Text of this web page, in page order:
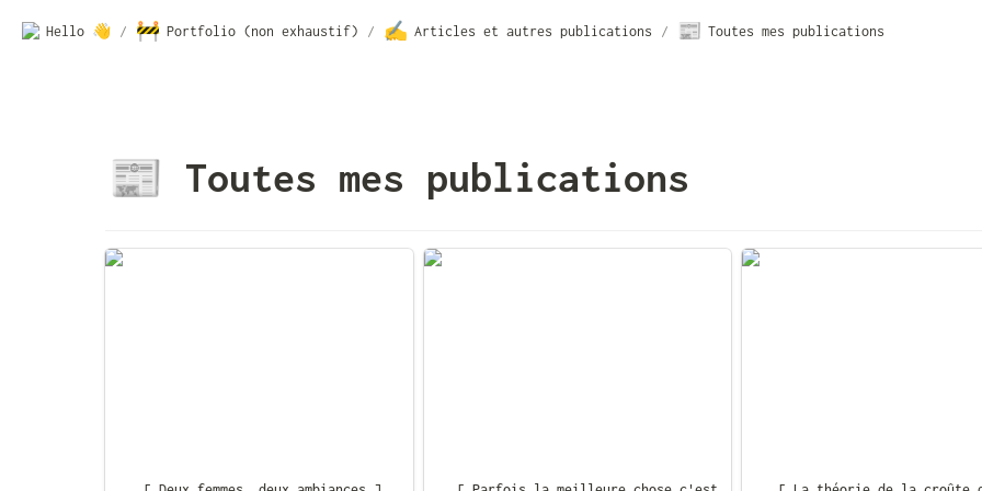
Hello 👋 / 🚧 Portfolio (non exhaustif) / ✍️ Articles et autres publications / 📰 Toutes mes publications
📰 Toutes mes publications
[ Deux femmes, deux ambiances ]
[ Parfois la meilleure chose c'est
[ La théorie de la croûte de